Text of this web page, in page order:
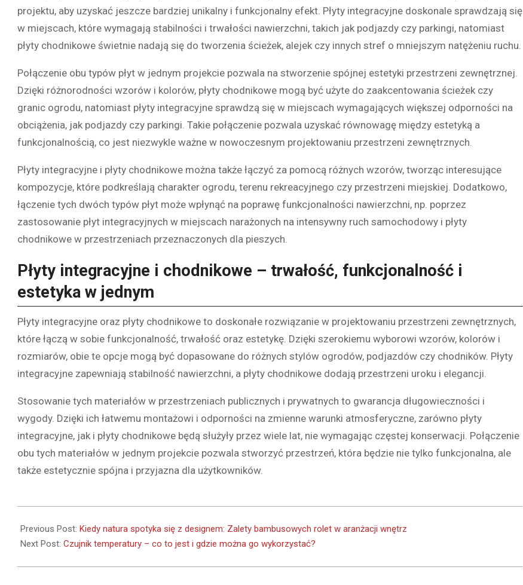
projektu, aby uzyskać jeszcze bardziej unikalny i funkcjonalny efekt. Płyty integracyjne doskonale sprawdzają się
w miejscach, które wymagają stabilności i trwałości nawierzchni, takich jak podjazdy czy parkingi, natomiast
płyty chodnikowe świetnie nadają się do tworzenia ścieżek, alejek czy innych stref o mniejszym natężeniu ruchu.
Połączenie obu typów płyt w jednym projekcie pozwala na stworzenie spójnej estetyki przestrzeni zewnętrznej.
Dzięki różnorodności wzorów i kolorów, płyty chodnikowe mogą być użyte do zaakcentowania ścieżek czy
granic ogrodu, natomiast płyty integracyjne sprawdzą się w miejscach wymagających większej odporności na
obciążenia, jak podjazdy czy parkingi. Takie połączenie pozwala uzyskać równowagę między estetyką a
funkcjonalnością, co jest niezwykle ważne w nowoczesnym projektowaniu przestrzeni zewnętrznych.
Płyty integracyjne i płyty chodnikowe można także łączyć za pomocą różnych wzorów, tworząc interesujące
kompozycje, które podkreślają charakter ogrodu, terenu rekreacyjnego czy przestrzeni miejskiej. Dodatkowo,
łączenie tych dwóch typów płyt może wpłynąć na poprawę funkcjonalności nawierzchni, np. poprzez
zastosowanie płyt integracyjnych w miejscach narażonych na intensywny ruch samochodowy i płyty
chodnikowe w przestrzeniach przeznaczonych dla pieszych.
Płyty integracyjne i chodnikowe – trwałość, funkcjonalność i
estetyka w jednym
Płyty integracyjne oraz płyty chodnikowe to doskonałe rozwiązanie w projektowaniu przestrzeni zewnętrznych,
które łączą w sobie funkcjonalność, trwałość oraz estetykę. Dzięki szerokiemu wyborowi wzorów, kolorów i
rozmiarów, obie te opcje mogą być dopasowane do różnych stylów ogrodów, podjazdów czy chodników. Płyty
integracyjne zapewniają stabilność nawierzchni, a płyty chodnikowe dodają przestrzeni uroku i elegancji.
Stosowanie tych materiałów w przestrzeniach publicznych i prywatnych to gwarancja długowieczności i
wygody. Dzięki ich łatwemu montażowi i odporności na zmienne warunki atmosferyczne, zarówno płyty
integracyjne, jak i płyty chodnikowe będą służyły przez wiele lat, nie wymagając częstej konserwacji. Połączenie
obu tych materiałów w jednym projekcie pozwala stworzyć przestrzeń, która będzie nie tylko funkcjonalna, ale
także estetycznie spójna i przyjazna dla użytkowników.
12-
09
Previous Post: Kiedy natura spotyka się z designem: Zalety bambusowych rolet w aranżacji wnętrz
Next Post: Czujnik temperatury – co to jest i gdzie można go wykorzystać?